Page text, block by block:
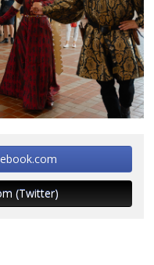
(Twitter)